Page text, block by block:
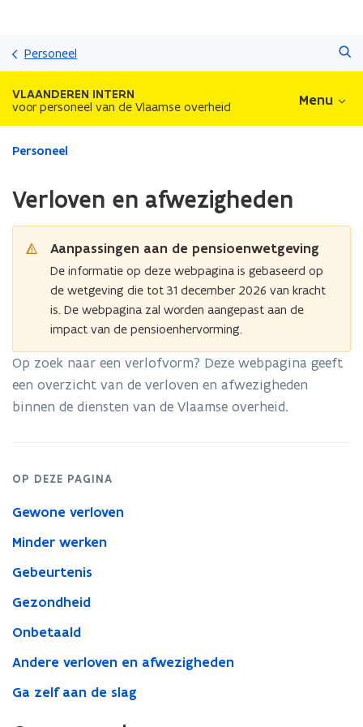
inhoud
Personeel
VLAANDEREN INTERN
voor personeel van de Vlaamse overheid Menu
Gedaan
afwezigheden
Personeel
Verloven en afwezigheden
Aanpassingen aan de pensioenwetgeving
De informatie op deze webpagina is gebaseerd op
de wetgeving die tot 31 december 2026 van kracht
is. De webpagina zal worden aangepast aan de
impact van de pensioenhervorming.
Op zoek naar een verlofvorm? Deze webpagina geeft
een overzicht van de verloven en afwezigheden
binnen de diensten van de Vlaamse overheid.
OP DEZE PAGINA
Gewone verloven
Minder werken
Gebeurtenis
Gezondheid
Onbetaald
Andere verloven en afwezigheden
Ga zelf aan de slag